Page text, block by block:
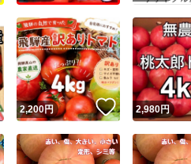
いいね！
2,200円 いいね！
2,980円